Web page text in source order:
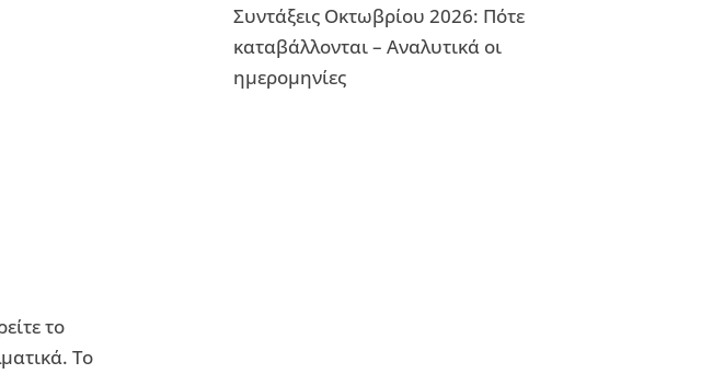
το
Το
Συντάξεις Οκτωβρίου 2026: Πότε
καταβάλλονται – Αναλυτικά οι
ημερομηνίες